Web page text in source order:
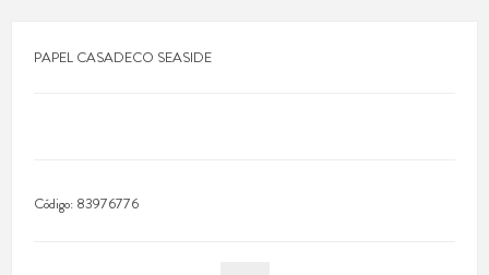
PAPEL CASADECO SEASIDE
Código: 83976776